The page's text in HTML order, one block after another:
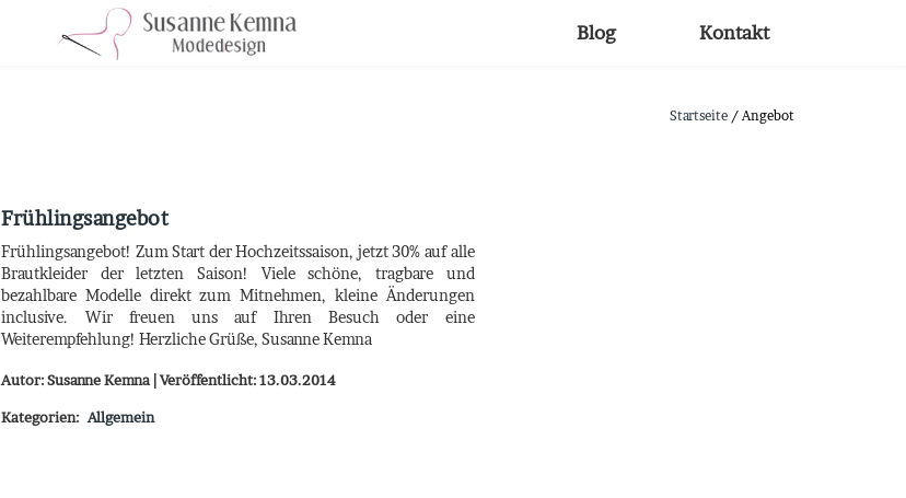
Blog Kontakt
Startseite / Angebot
Frühlingsangebot
Frühlingsangebot! Zum Start der Hochzeitssaison, jetzt 30% auf alle
Brautkleider der letzten Saison! Viele schöne, tragbare und
bezahlbare Modelle direkt zum Mitnehmen, kleine Änderungen
inclusive. Wir freuen uns auf Ihren Besuch oder eine
Weiterempfehlung! Herzliche Grüße, Susanne Kemna
Autor: Susanne Kemna | Veröffentlicht: 13.03.2014
Kategorien: Allgemein